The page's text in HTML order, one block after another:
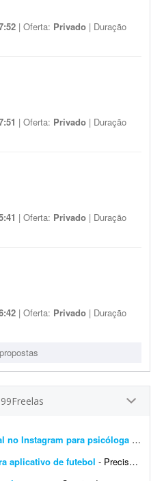
| Oferta: Privado | Duração
| Oferta: Privado | Duração
| Oferta: Privado | Duração
| Oferta: Privado | Duração
no Instagram para psicóloga
aplicativo de futebol - Preciso de alguém responsável pela criação, postagem e gestão de conteúdo nas mídias sociais de um aplicativo de futebol que desenvolvi. A fun&ccedi...